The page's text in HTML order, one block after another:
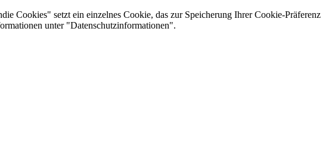
Cookies" setzt ein einzelnes Cookie, das zur Speicherung Ihrer Cookie-Präferenz
unter "Datenschutzinformationen".